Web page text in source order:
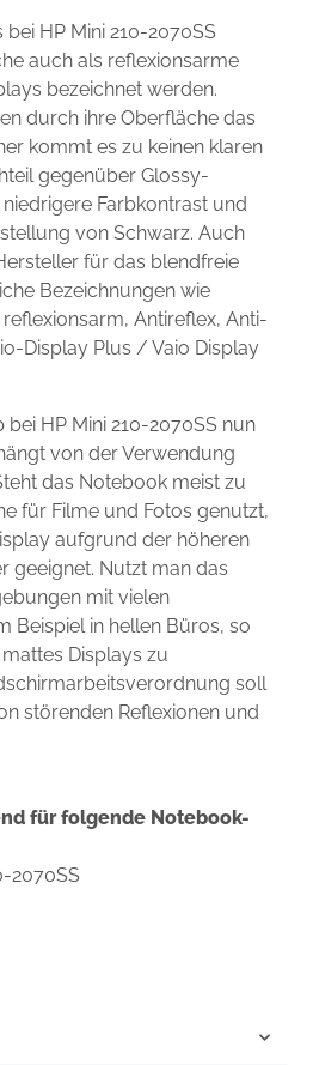
HP Mini 210-2070SS
auch als reflexionsarme
bezeichnet werden.
durch ihre Oberfläche das
kommt es zu keinen klaren
gegenüber Glossy-
Farbkontrast und
von Schwarz. Auch
für das blendfreie
Bezeichnungen wie
Antireflex, Anti-
Display Plus / Vaio Display
HP Mini 210-2070SS nun
von der Verwendung
das Notebook meist zu
für Filme und Fotos genutzt,
aufgrund der höheren
geeignet. Nutzt man das
mit vielen
Beispiel in hellen Büros, so
Displays zu
soll
störenden Reflexionen und
für folgende Notebook-
2070SS